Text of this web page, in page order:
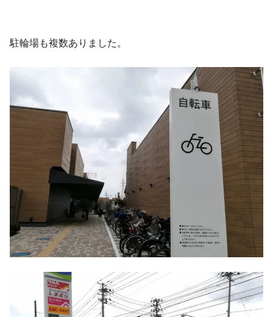
駐輪場も複数ありました。